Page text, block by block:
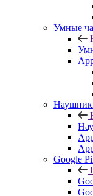
Умные
Google